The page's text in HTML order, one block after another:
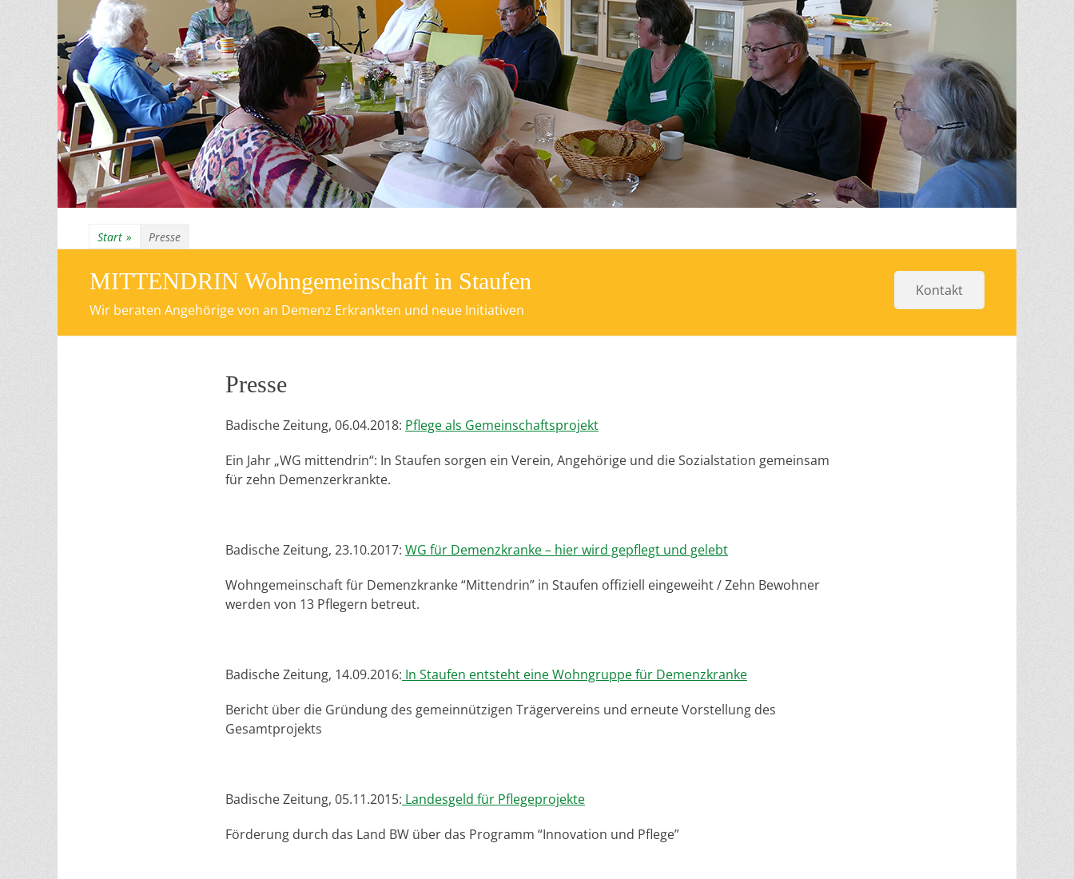
Start » Presse
MITTENDRIN Wohngemeinschaft in Staufen
Wir beraten Angehörige von an Demenz Erkrankten und neue Initiativen
Kontakt
Presse
Badische Zeitung, 06.04.2018: Pflege als Gemeinschaftsprojekt
Ein Jahr „WG mittendrin“: In Staufen sorgen ein Verein, Angehörige und die Sozialstation gemeinsam
für zehn Demenzerkrankte.
Badische Zeitung, 23.10.2017: WG für Demenzkranke – hier wird gepflegt und gelebt
Wohngemeinschaft für Demenzkranke “Mittendrin” in Staufen offiziell eingeweiht / Zehn Bewohner
werden von 13 Pflegern betreut.
Badische Zeitung, 14.09.2016: In Staufen entsteht eine Wohngruppe für Demenzkranke
Bericht über die Gründung des gemeinnützigen Trägervereins und erneute Vorstellung des
Gesamtprojekts
Badische Zeitung, 05.11.2015: Landesgeld für Pflegeprojekte
Förderung durch das Land BW über das Programm “Innovation und Pflege”